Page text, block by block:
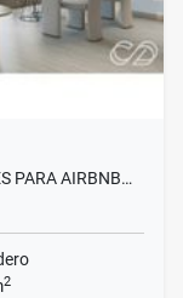
PARA AIRBNB…
2